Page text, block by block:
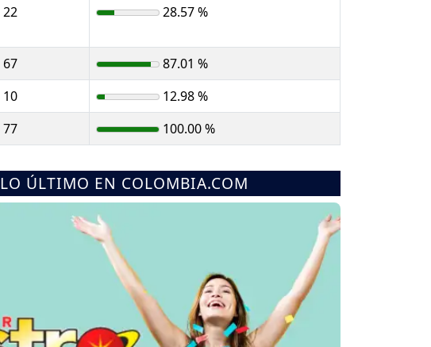
22 28.57 %
67
87.01 %
10
12.98 %
77 100.00 %
LO ÚLTIMO EN COLOMBIA.COM